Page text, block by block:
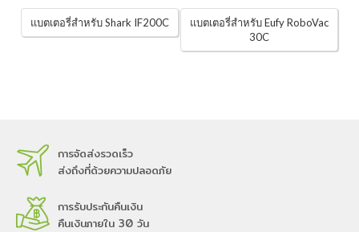
แบตเตอรี่สำหรับ Shark IF200C
แบตเตอรี่สำหรับ Eufy RoboVac
30C
การจัดส่งรวดเร็ว
ส่งถึงที่ด้วยความปลอดภัย
การรับประกันคืนเงิน
คืนเงินภายใน 30 วัน